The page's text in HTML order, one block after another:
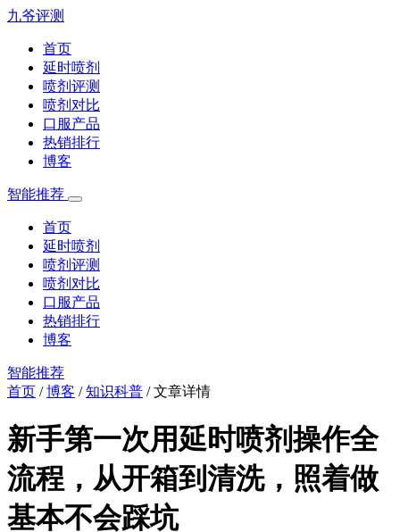
九爷评测
首页
延时喷剂
喷剂评测
喷剂对比
口服产品
热销排行
博客
智能推荐
首页
延时喷剂
喷剂评测
喷剂对比
口服产品
热销排行
博客
智能推荐
首页 /博客 /知识科普 /文章详情
新手第一次用延时喷剂操作全
流程，从开箱到清洗，照着做
基本不会踩坑